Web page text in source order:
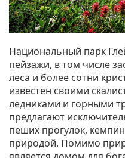
Национальный парк
пейзажи, в том числе
леса и более сотни
известен своими
ледниками и горными
предлагают
пеших прогулок,
природой. Помимо